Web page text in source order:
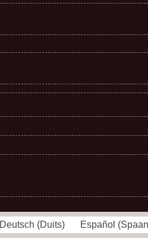
Deutsch (Duits) Español (